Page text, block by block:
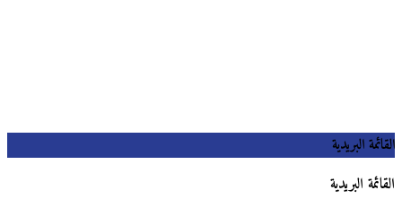
القائمة البريدية
القائمة البريدية